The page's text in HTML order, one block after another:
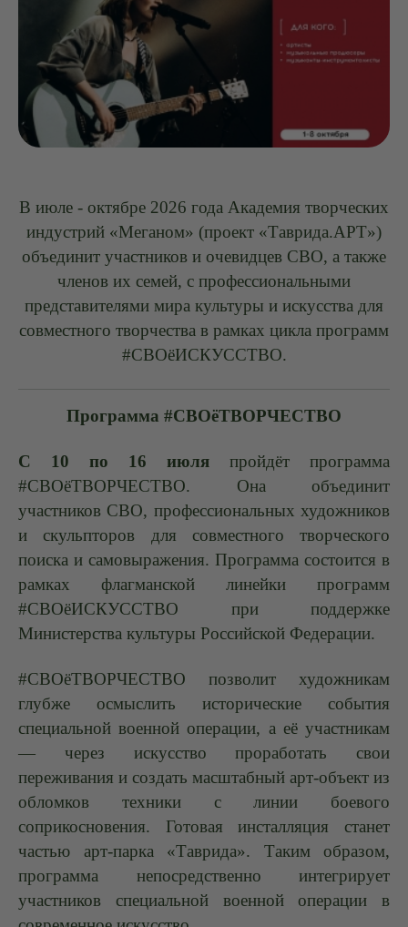
В июле - октябре 2026 года Академия творческих
индустрий «Меганом» (проект «Таврида.АРТ»)
объединит участников и очевидцев СВО, а также
членов их семей, с профессиональными
представителями мира культуры и искусства для
совместного творчества в рамках цикла программ
#СВОёИСКУССТВО.
Программа #СВОёТВОРЧЕСТВО
С 10 по 16 июля пройдёт программа
#СВОёТВОРЧЕСТВО. Она объединит
участников СВО, профессиональных художников
и скульпторов для совместного творческого
поиска и самовыражения. Программа состоится в
рамках флагманской линейки программ
#СВОёИСКУССТВО при поддержке
Министерства культуры Российской Федерации.
#СВОёТВОРЧЕСТВО позволит художникам
глубже осмыслить исторические события
специальной военной операции, а её участникам
— через искусство проработать свои
переживания и создать масштабный арт-объект из
обломков техники с линии боевого
соприкосновения. Готовая инсталляция станет
частью арт-парка «Таврида». Таким образом,
программа непосредственно интегрирует
участников специальной военной операции в